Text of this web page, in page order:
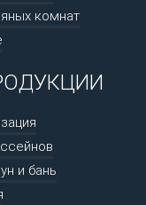
комнат
и бань